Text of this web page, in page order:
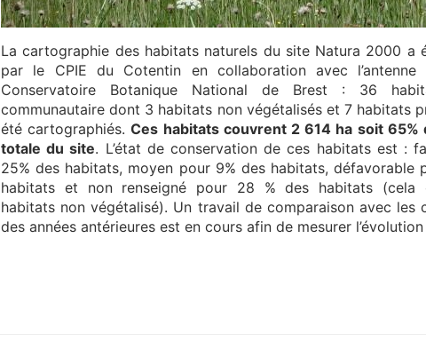
La cartographie des habitats naturels du site Natura 2000 a
par le CPIE du Cotentin en collaboration avec
Conservatoire Botanique National de Brest : 36
communautaire dont 3 habitats non végétalisés et 7 habitats
été cartographiés.Ces habitats couvrent 2 614 ha soit 65%
totale du site. L’état de conservation de ces habitats est :
25% des habitats, moyen pour 9% des habitats, défavorable
habitats et non renseigné pour 28 % des habitats (cela
habitats non végétalisé). Un travail de comparaison avec les
des années antérieures est en cours afin de mesurer